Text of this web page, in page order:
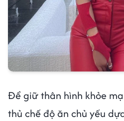
Để giữ thân hình khỏe
thủ chế độ ăn chủ yếu